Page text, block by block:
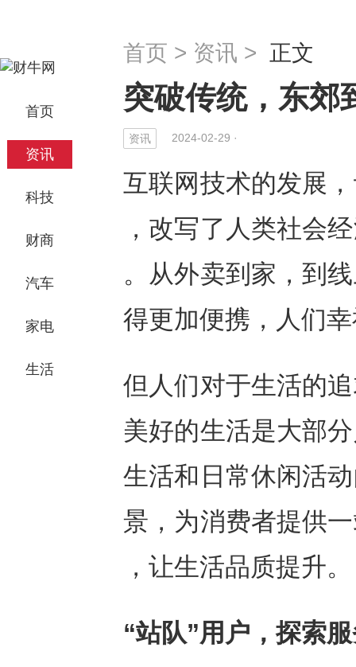
首页
资讯
科技
财商
汽车
家电
生活
首页 > 资讯 > 正文
突破传统，东郊
资讯 2024-02-29 ·
互联网技术的发展
，改写了人类社会
。从外卖到家，到
得更加便携，人们
但人们对于生活的
美好的生活是大部
生活和日常休闲活
景，为消费者提供
，让生活品质提升。
“站队”用户，探索